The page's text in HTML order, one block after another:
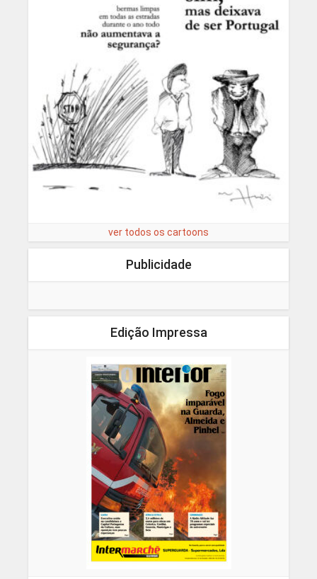
ver todos os cartoons
Publicidade
Edição Impressa